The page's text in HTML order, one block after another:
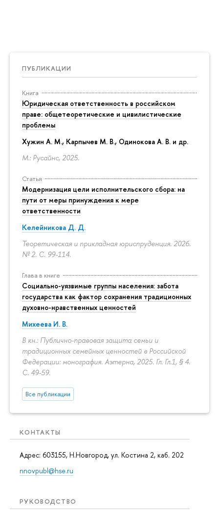
ПУБЛИКАЦИИ
Книга
Юридическая ответственность в российском
праве: общетеоретические и цивилистические
проблемы
Хужин А. М., Карпычев М. В., Одинокова А. В. и др.
М.: Русайнс, 2025.
Статья
Модернизация цели исполнительского сбора: на
пути от меры принуждения к мере
ответственности
Келейникова Д. Д.
Теоретическая и прикладная юриспруденция. 2026.
№ 2. С. 99-114.
Глава в книге
Социально-уязвимые группы населения: забота
государства как фактор сохранения традиционных
духовно-нравственных ценностей
Михеева И. В.
В кн.: Публично-правовая защита семьи и
традиционных семейных ценностей в Российской
Федерации: монография. Аэтерна, 2025. Гл. Гл.1, § 4.
С. 49-59.
Все публикации
КОНТАКТЫ
Адрес: 603155, Н.Новгород, ул. Костина 2, каб. 202
nnovpubl@hse.ru
РУКОВОДСТВО